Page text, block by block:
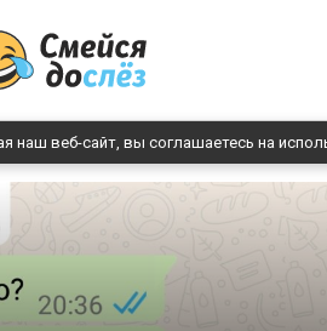
наш веб-сайт, вы соглашаетесь на